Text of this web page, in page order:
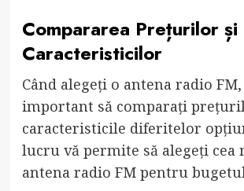
Compararea Prețurilor și
Caracteristicilor
Când alegeți o antena radio FM,
important să comparați
caracteristicile diferitelor
lucru vă permite să alegeți cea
antena radio FM pentru